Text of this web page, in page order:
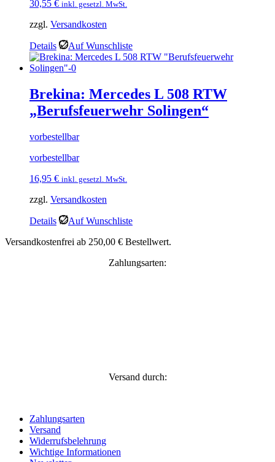
30,55 € inkl. gesetzl. MwSt.
zzgl. Versandkosten
Details Auf Wunschliste
Brekina: Mercedes L 508 RTW
„Berufsfeuerwehr Solingen“
vorbestellbar
vorbestellbar
16,95 € inkl. gesetzl. MwSt.
zzgl. Versandkosten
Details
Auf Wunschliste
Versandkostenfrei ab 250,00 € Bestellwert.
Zahlungsarten:
Versand durch:
Zahlungsarten
Versand
Widerrufsbelehrung
Wichtige Informationen